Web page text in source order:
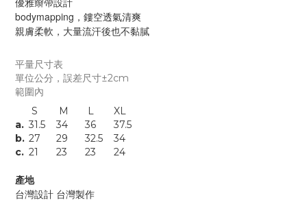
bodymapping，鏤空透氣清爽
親膚柔軟，大量流汗後也不黏膩
平量尺寸表
單位公分，誤差尺寸±2cm
範圍內
S
M L
XL
a. 31.5 34 36
37.5
b. 27 29 32.5 34
c. 21 23 23 24
產地
台灣設計 台灣製作